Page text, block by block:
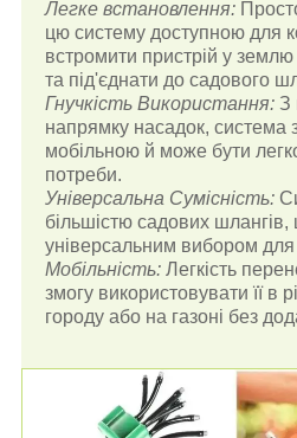
Легке встановлення:
цю систему доступною для
встромити пристрій у
та під'єднати до садового
Гнучкість Використання: З
напрямку насадок, система
мобільною й може бути
потреби.
Універсальна Сумісність:
більшістю садових шлангів,
універсальним вибором для
Мобільність: Легкість
змогу використовувати її в
городу або на газоні без